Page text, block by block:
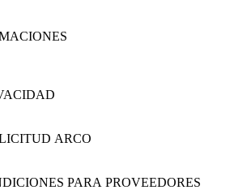
ARCO
PARA PROVEEDORES